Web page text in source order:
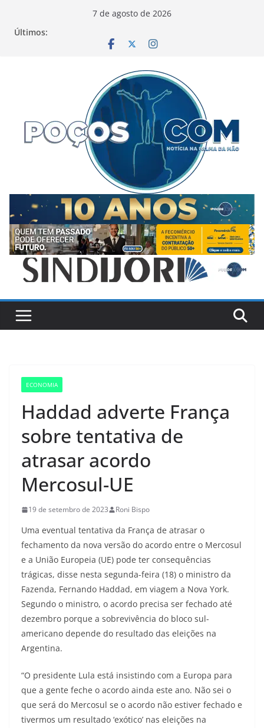
7 de agosto de 2026
Últimos:
ECONOMIA
Haddad adverte França
sobre tentativa de
atrasar acordo
Mercosul-UE
19 de setembro de 2023 Roni Bispo
Uma eventual tentativa da França de atrasar o
fechamento da nova versão do acordo entre o Mercosul
e a União Europeia (UE) pode ter consequências
trágicas, disse nesta segunda-feira (18) o ministro da
Fazenda, Fernando Haddad, em viagem a Nova York.
Segundo o ministro, o acordo precisa ser fechado até
dezembro porque a sobrevivência do bloco sul-
americano depende do resultado das eleições na
Argentina.
“O presidente Lula está insistindo com a Europa para
que a gente feche o acordo ainda este ano. Não sei o
que será do Mercosul se o acordo não estiver fechado e
tivermos um resultado ‘exótico’ nas eleições na